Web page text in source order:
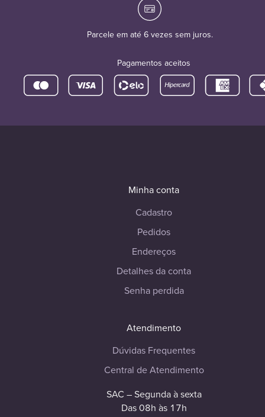
Parcele em até 6 vezes sem juros.
Pagamentos aceitos
Minha conta
Cadastro
Pedidos
Endereços
Detalhes da conta
Senha perdida
Atendimento
Dúvidas Frequentes
Central de Atendimento
SAC – Segunda à sexta
Das 08h às 17h